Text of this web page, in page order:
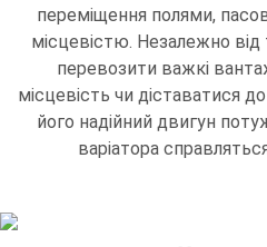
переміщення полями,
місцевістю. Незалежно
перевозити важкі
місцевість чи діставатися
його надійний двигун
варіатора